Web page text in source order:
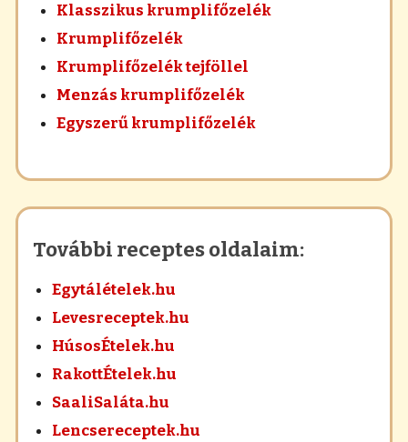
Klasszikus krumplifőzelék
Krumplifőzelék
Krumplifőzelék tejföllel
Menzás krumplifőzelék
Egyszerű krumplifőzelék
További receptes oldalaim:
Egytálételek.hu
Levesreceptek.hu
HúsosÉtelek.hu
RakottÉtelek.hu
SaaliSaláta.hu
Lencsereceptek.hu